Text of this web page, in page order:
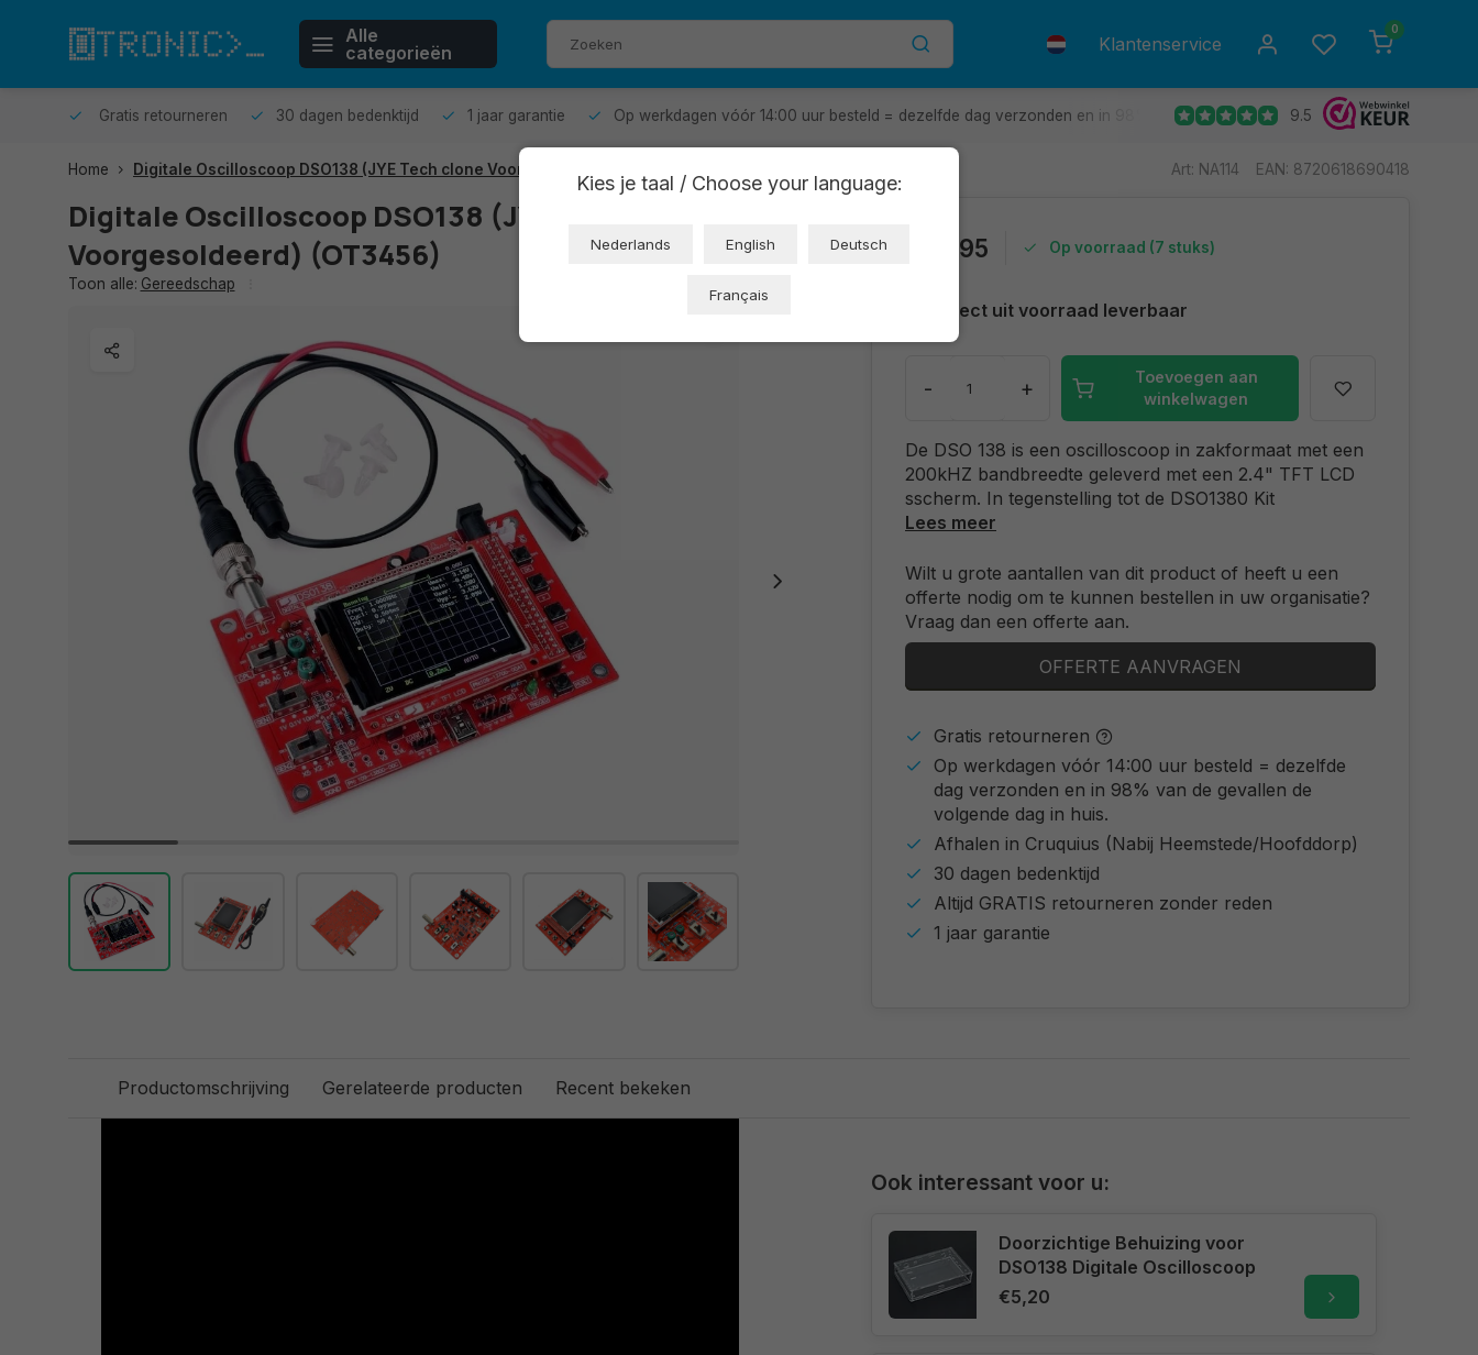
Alle
categorieën
Klantenservice
0
Gratis retourneren 30 dagen bedenktijd 1 jaar garantie Op werkdagen vóór 14:00 uur besteld = dezelfde dag verzonden en in 98% van de gevallen de volgende dag in huis.
9.5
Home Digitale Oscilloscoop DSO138 (JYE Tech clone Voorgesoldeerd) Art: NA114 EAN: 8720618690418
Digitale Oscilloscoop DSO138 (JYE Tech clone
Voorgesoldeerd) (OT3456)
Toon alle: Gereedschap
€29,95 Op voorraad (7 stuks)
Direct uit voorraad leverbaar
- +
Toevoegen aan
winkelwagen
De DSO 138 is een oscilloscoop in zakformaat met een
200kHZ bandbreedte geleverd met een 2.4" TFT LCD
sscherm. In tegenstelling tot de DSO1380 Kit
Lees meer
Wilt u grote aantallen van dit product of heeft u een
offerte nodig om te kunnen bestellen in uw organisatie?
Vraag dan een offerte aan.
OFFERTE AANVRAGEN
Gratis retourneren
Op werkdagen vóór 14:00 uur besteld = dezelfde
dag verzonden en in 98% van de gevallen de
volgende dag in huis.
Afhalen in Cruquius (Nabij Heemstede/Hoofddorp)
30 dagen bedenktijd
Altijd GRATIS retourneren zonder reden
1 jaar garantie
Productomschrijving Gerelateerde producten Recent bekeken
Ook interessant voor u:
Doorzichtige Behuizing voor
DSO138 Digitale Oscilloscoop
€5,20
Kies je taal / Choose your language:
Nederlands English Deutsch
Français